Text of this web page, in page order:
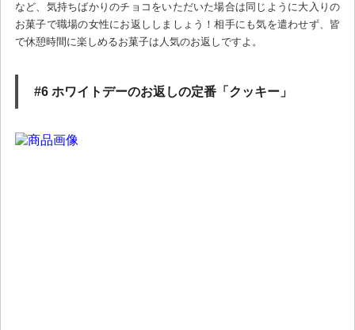
など、気持ちばかりのチョコをいただいた場合は同じように大入りの
お菓子で職場の女性にお返ししましょう！相手にも気を遣わせず、皆
で休憩時間に楽しめるお菓子は人気のお返しですよ。
#6 ホワイトデーのお返しの定番「クッキー」